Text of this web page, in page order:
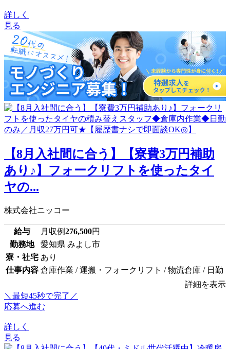
詳しく
見る
【8月入社間に合う】【寮費3万円補助
あり♪】フォークリフトを使ったタイ
ヤの...
株式会社ニッコー
給与 月収例276,500円
勤務地
愛知県 みよし市
寮・社宅 あり
仕事内容 倉庫作業 / 運搬・フォークリフト / 物流倉庫 / 日勤
詳細を表示
＼最短45秒で完了／
応募へ進む
詳しく
見る